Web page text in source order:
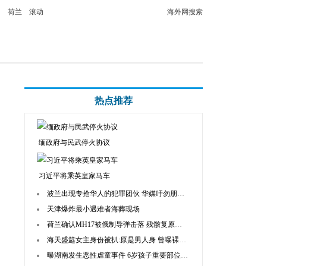
海外网搜索
荷兰 滚动
热点推荐
缅政府与民武停火协议
习近平将乘英皇家马车
波兰出现专抢华人的犯罪团伙 华媒吁勿朋友圈炫富
天津爆炸最小遇难者海葬现场
荷兰确认MH17被俄制导弹击落 残骸复原机身
海天盛筵女主身份被扒:原是男人身 曾曝裸聊视频
曝湖南发生恶性虐童事件 6岁孩子重要部位被砍断